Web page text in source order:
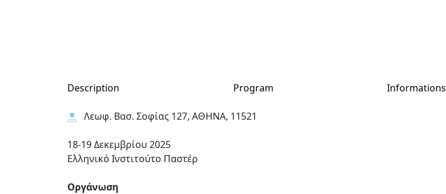
Description Program Informations
Λεωφ. Βασ. Σοφίας 127, ΑΘΗΝΑ, 11521
18-19 Δεκεμβρίου 2025
Ελληνικό Ινστιτούτο Παστέρ
Οργάνωση